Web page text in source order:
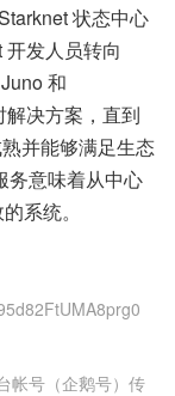
状态中心
和
决方案，直到
并能够满足生态
务意味着从中心
系统。
帐号（企鹅号）传